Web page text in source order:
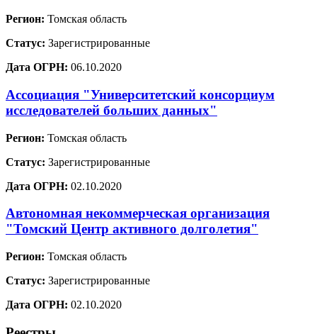
Регион: Томская область
Статус: Зарегистрированные
Дата ОГРН: 06.10.2020
Ассоциация "Университетский консорциум
исследователей больших данных"
Регион: Томская область
Статус: Зарегистрированные
Дата ОГРН: 02.10.2020
Автономная некоммерческая организация
"Томский Центр активного долголетия"
Регион: Томская область
Статус: Зарегистрированные
Дата ОГРН: 02.10.2020